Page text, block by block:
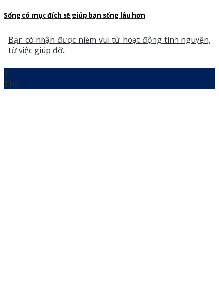
Sống có mục đích sẽ giúp bạn sống lâu hơn
Bạn có nhận được niềm vui từ hoạt động tình nguyện,
từ việc giúp đỡ...
11
Th8